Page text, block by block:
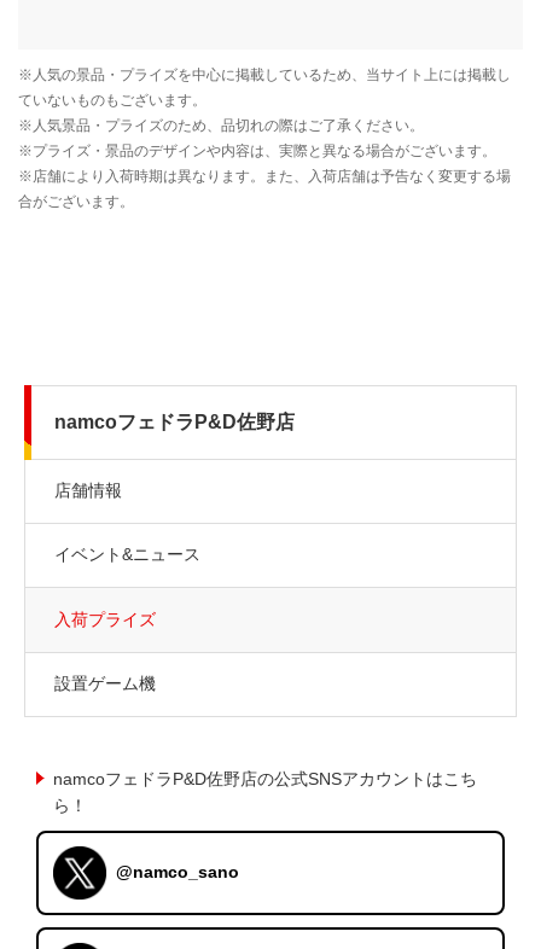
namcoフェドラP&D佐野店
店舗情報
イベント&ニュース
入荷プライズ
設置ゲーム機
namcoフェドラP&D佐野店の公式SNSアカウントはこち
ら！
@namco_sano